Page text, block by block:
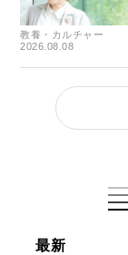
教養・カルチャー
2026.08.08
最新